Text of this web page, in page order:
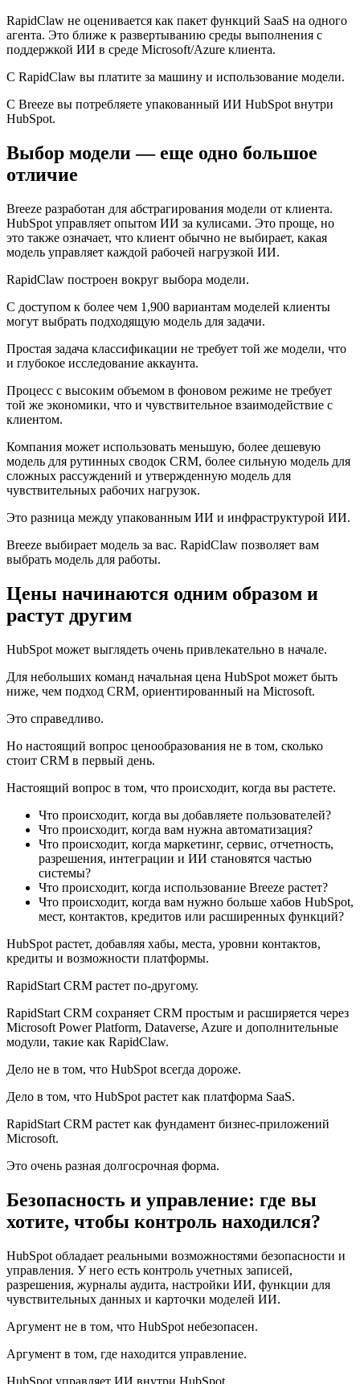
RapidClaw не оценивается как пакет функций SaaS на одного
агента. Это ближе к развертыванию среды выполнения с
поддержкой ИИ в среде Microsoft/Azure клиента.
С RapidClaw вы платите за машину и использование модели.
С Breeze вы потребляете упакованный ИИ HubSpot внутри
HubSpot.
Выбор модели — еще одно большое
отличие
Breeze разработан для абстрагирования модели от клиента.
HubSpot управляет опытом ИИ за кулисами. Это проще, но
это также означает, что клиент обычно не выбирает, какая
модель управляет каждой рабочей нагрузкой ИИ.
RapidClaw построен вокруг выбора модели.
С доступом к более чем 1,900 вариантам моделей клиенты
могут выбрать подходящую модель для задачи.
Простая задача классификации не требует той же модели, что
и глубокое исследование аккаунта.
Процесс с высоким объемом в фоновом режиме не требует
той же экономики, что и чувствительное взаимодействие с
клиентом.
Компания может использовать меньшую, более дешевую
модель для рутинных сводок CRM, более сильную модель для
сложных рассуждений и утвержденную модель для
чувствительных рабочих нагрузок.
Это разница между упакованным ИИ и инфраструктурой ИИ.
Breeze выбирает модель за вас. RapidClaw позволяет вам
выбрать модель для работы.
Цены начинаются одним образом и
растут другим
HubSpot может выглядеть очень привлекательно в начале.
Для небольших команд начальная цена HubSpot может быть
ниже, чем подход CRM, ориентированный на Microsoft.
Это справедливо.
Но настоящий вопрос ценообразования не в том, сколько
стоит CRM в первый день.
Настоящий вопрос в том, что происходит, когда вы растете.
Что происходит, когда вы добавляете пользователей?
Что происходит, когда вам нужна автоматизация?
Что происходит, когда маркетинг, сервис, отчетность,
разрешения, интеграции и ИИ становятся частью
системы?
Что происходит, когда использование Breeze растет?
Что происходит, когда вам нужно больше хабов HubSpot,
мест, контактов, кредитов или расширенных функций?
HubSpot растет, добавляя хабы, места, уровни контактов,
кредиты и возможности платформы.
RapidStart CRM растет по-другому.
RapidStart CRM сохраняет CRM простым и расширяется через
Microsoft Power Platform, Dataverse, Azure и дополнительные
модули, такие как RapidClaw.
Дело не в том, что HubSpot всегда дороже.
Дело в том, что HubSpot растет как платформа SaaS.
RapidStart CRM растет как фундамент бизнес-приложений
Microsoft.
Это очень разная долгосрочная форма.
Безопасность и управление: где вы
хотите, чтобы контроль находился?
HubSpot обладает реальными возможностями безопасности и
управления. У него есть контроль учетных записей,
разрешения, журналы аудита, настройки ИИ, функции для
чувствительных данных и карточки моделей ИИ.
Аргумент не в том, что HubSpot небезопасен.
Аргумент в том, где находится управление.
HubSpot управляет ИИ внутри HubSpot.